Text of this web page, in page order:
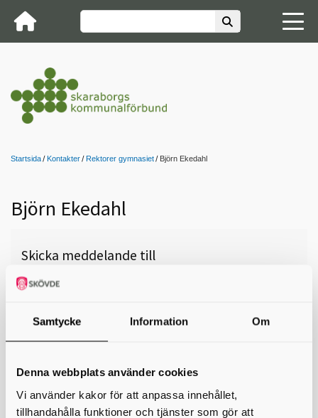
Samtycke Information Om
Denna webbplats använder cookies
Vi använder kakor för att anpassa innehållet,
tillhandahålla funktioner och tjänster som gör att
Startsida Kontakter Rektorer gymnasiet Björn Ekedahl
Björn Ekedahl
Skicka meddelande till
Björn Ekedahl , Katedralskolan
(BF, ES, IM, SA, VO), Skara, 0511-
Din e-postadress